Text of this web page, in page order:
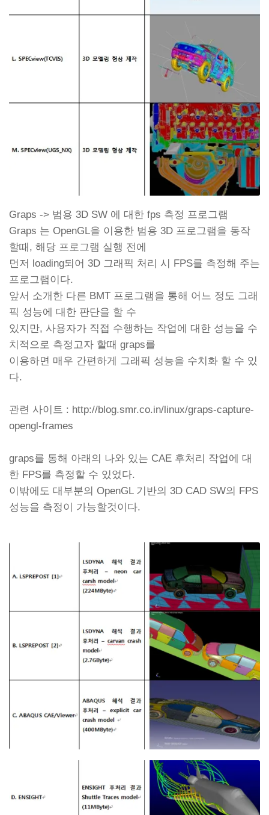
Graps -> 범용 3D SW 에 대한 fps 측정 프로그램
Graps 는 OpenGL을 이용한 범용 3D 프로그램을 동작
할때, 해당 프로그램 실행 전에
먼저 loading되어 3D 그래픽 처리 시 FPS를 측정해 주는
프로그램이다.
앞서 소개한 다른 BMT 프로그램을 통해 어느 정도 그래
픽 성능에 대한 판단을 할 수
있지만, 사용자가 직접 수행하는 작업에 대한 성능을 수
치적으로 측정고자 할때 graps를
이용하면 매우 간편하게 그래픽 성능을 수치화 할 수 있
다.
관련 사이트 : http://blog.smr.co.in/linux/graps-capture-
opengl-frames
graps를 통해 아래의 나와 있는 CAE 후처리 작업에 대
한 FPS를 측정할 수 있었다.
이밖에도 대부분의 OpenGL 기반의 3D CAD SW의 FPS
성능을 측정이 가능할것이다.